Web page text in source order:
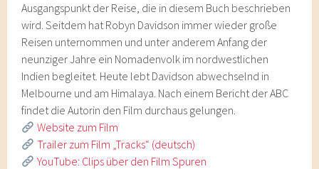
Ausgangspunkt der Reise, die in diesem Buch beschrieben
wird. Seitdem hat Robyn Davidson immer wieder große
Reisen unternommen und unter anderem Anfang der
neunziger Jahre ein Nomadenvolk im nordwestlichen
Indien begleitet. Heute lebt Davidson abwechselnd in
Melbourne und am Himalaya. Nach einem Bericht der ABC
findet die Autorin den Film durchaus gelungen.
Website zum Film
Trailer zum Film „Tracks“ (deutsch)
YouTube: Clips über den Film Spuren